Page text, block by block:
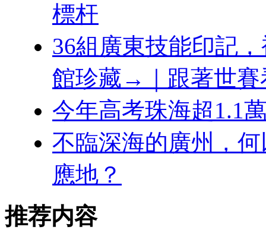
標杆
36組廣東技能印記
館珍藏→｜跟著世賽
今年高考珠海超1.1
不臨深海的廣州，
應地？
推荐内容